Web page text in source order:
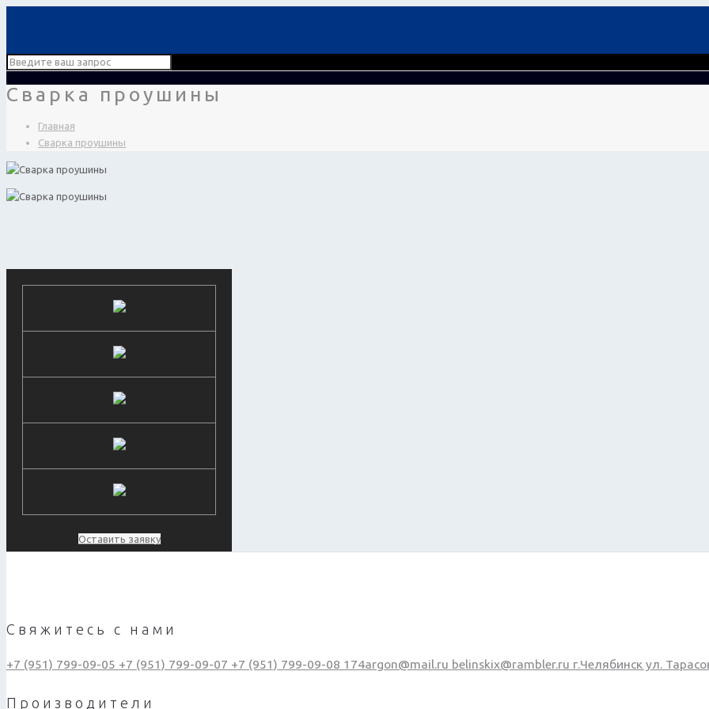
Сварка проушины
Главная
Сварка проушины
Оставить заявку
Свяжитесь с нами
+7 (951) 799-09-05 +7 (951) 799-09-07 +7 (951) 799-09-08 174argon@mail.ru belinskix@rambler.ru г.Челябинск ул.
Производители